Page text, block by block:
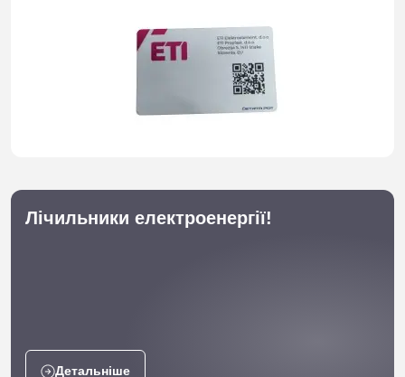
Лічильники електроенергії!
Детальніше